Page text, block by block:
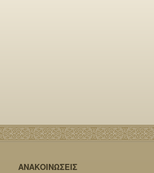
ΑΝΑΚΟΙΝΩΣΕΙΣ